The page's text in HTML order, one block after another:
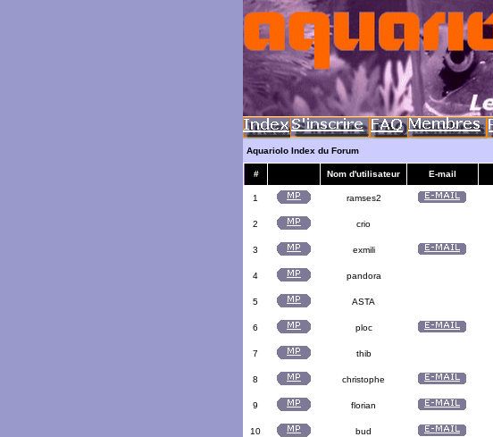
Aquariolo Index du Forum
# Nom d'utilisateur E-mail
1 ramses2
2 crio
3 exmili
4 pandora
5 ASTA
6 ploc
7 thib
8 christophe
9 florian
10 bud